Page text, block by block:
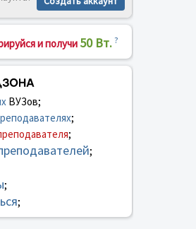
и получи 50 Вт. ?
ВУЗов;
;
;
;
;
;